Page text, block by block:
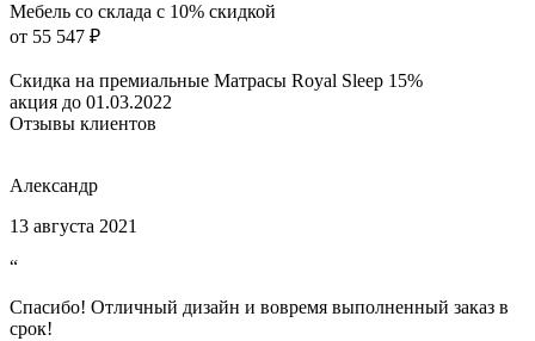
Мебель со склада с 10% скидкой
от 55 547 ₽
Скидка на премиальные Матрасы Royal Sleep 15%
акция до 01.03.2022
Отзывы клиентов
Александр
13 августа 2021
“
Спасибо! Отличный дизайн и вовремя выполненный заказ в
срок!